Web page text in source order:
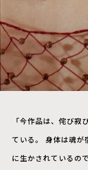
「今作品は、侘び寂
ている。 身体は魂が
に生かされているの